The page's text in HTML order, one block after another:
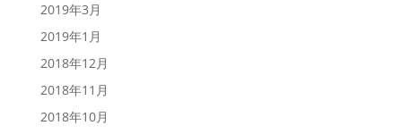
2019年3月
2019年1月
2018年12月
2018年11月
2018年10月